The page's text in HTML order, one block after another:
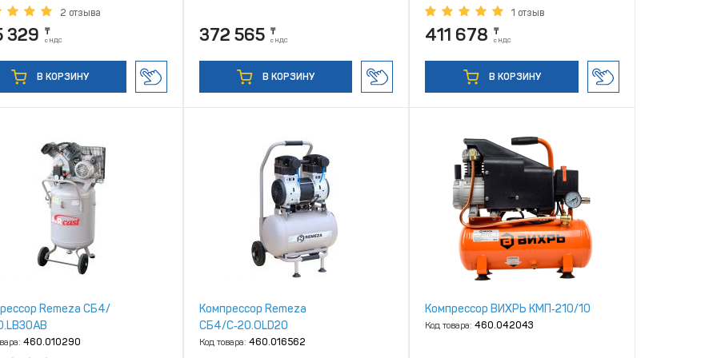
2 отзыва
329 ₸
с НДС
В КОРЗИНУ
372 565 ₸
с НДС
В КОРЗИНУ
1 отзыв
411 678 ₸
с НДС
В КОРЗИНУ
Remeza СБ4/
460.010290
Компрессор Remeza
СБ4/C‑20.OLD20
Код товара: 460.016562
Компрессор ВИХРЬ КМП‑210/10
Код товара:460.042043